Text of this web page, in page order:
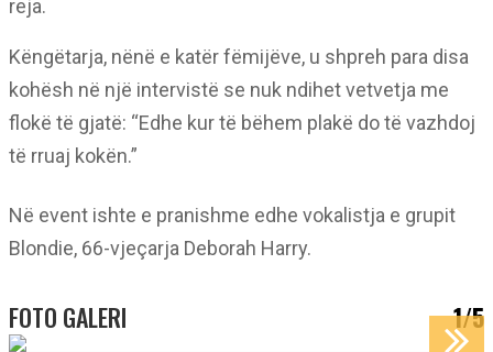
reja.
Këngëtarja, nënë e katër fëmijëve, u shpreh para disa
kohësh në një intervistë se nuk ndihet vetvetja me
flokë të gjatë: “Edhe kur të bëhem plakë do të vazhdoj
të rruaj kokën.”
Në event ishte e pranishme edhe vokalistja e grupit
Blondie, 66-vjeçarja Deborah Harry.
FOTO GALERI 1/5